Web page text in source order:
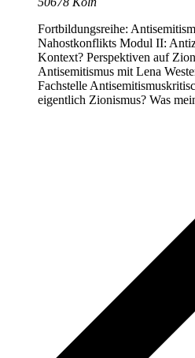
Fortbildungsreihe:
Nahostkonflikts Modul II:
Kontext? Perspektiven auf
Antisemitismus mit Lena
Fachstelle
eigentlich Zionismus? Was